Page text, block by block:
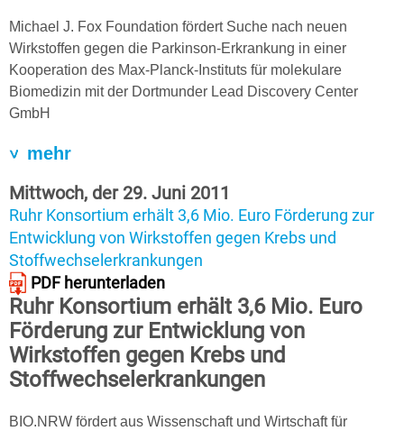
Michael J. Fox Foundation fördert Suche nach neuen
Wirkstoffen gegen die Parkinson-Erkrankung in einer
Kooperation des Max-Planck-Instituts für molekulare
Biomedizin mit der Dortmunder Lead Discovery Center
GmbH
mehr
Mittwoch, der 29. Juni 2011
Ruhr Konsortium erhält 3,6 Mio. Euro Förderung zur
Entwicklung von Wirkstoffen gegen Krebs und
Stoffwechselerkrankungen
PDF herunterladen
Ruhr Konsortium erhält 3,6 Mio. Euro
Förderung zur Entwicklung von
Wirkstoffen gegen Krebs und
Stoffwechselerkrankungen
BIO.NRW fördert aus Wissenschaft und Wirtschaft für